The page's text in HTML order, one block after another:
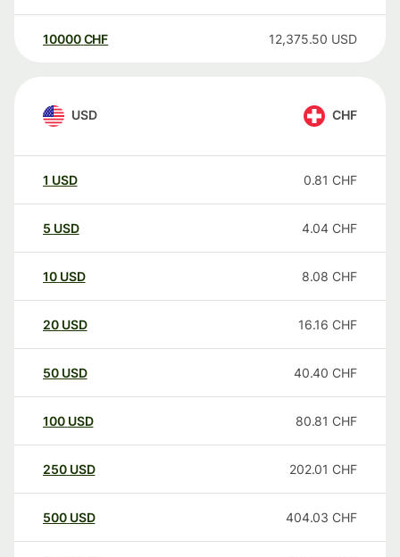
10000 CHF 12,375.50 USD
USD CHF
1 USD 0.81 CHF
5 USD 4.04 CHF
10 USD 8.08 CHF
20 USD 16.16 CHF
50 USD 40.40 CHF
100 USD 80.81 CHF
250 USD 202.01 CHF
500 USD 404.03 CHF